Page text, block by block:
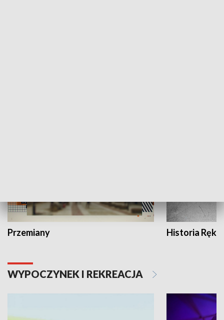
Przemiany Historia Ręką
WYPOCZYNEK I REKREACJA